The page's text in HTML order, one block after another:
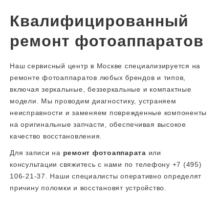
Квалифицированный
ремонт фотоаппаратов
Наш сервисный центр в Москве специализируется на
ремонте фотоаппаратов любых брендов и типов,
включая зеркальные, беззеркальные и компактные
модели. Мы проводим диагностику, устраняем
неисправности и заменяем поврежденные компоненты
на оригинальные запчасти, обеспечивая высокое
качество восстановления.
Для записи на ремонт фотоаппарата или
консультации свяжитесь с нами по телефону +7 (495)
106-21-37. Наши специалисты оперативно определят
причину поломки и восстановят устройство.